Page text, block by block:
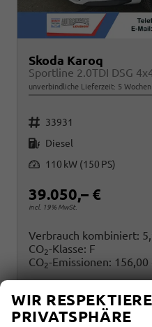
Skoda Karoq
Sportline 2.0TDI DSG
unverbindliche Lieferzeit: 5 Wochen
Fahrzeugnr. 33931
Kraftstoff Diesel
Leistung
110 kW (150 PS)
39.050,– €
incl. 19% MwSt.
Verbrauch kombiniert:
CO2-Klasse: F
CO2-Emissionen: 156,00
WIR
PRIVATSPHÄRE